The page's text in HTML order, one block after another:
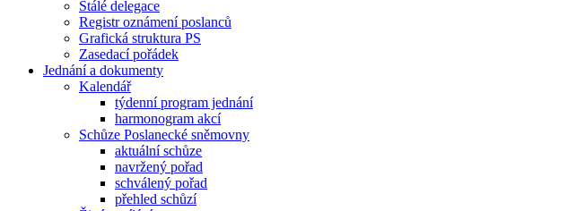
Stálé delegace
Registr oznámení poslanců
Grafická struktura PS
Zasedací pořádek
Jednání a dokumenty
Kalendář
týdenní program jednání
harmonogram akcí
Schůze Poslanecké sněmovny
aktuální schůze
navržený pořad
schválený pořad
přehled schůzí